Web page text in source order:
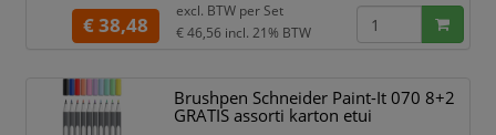
dikkere punten gebruikt kunnen
worden om grotere schrijf- en
egaal in te kleuren. Zo haal je met de
twinmarkers verschillende functies in
€ 38,48
excl. BTW per Set
€ 46,56 incl. 21% BTW
Brushpen Schneider Paint-It 070 8+2
GRATIS assorti karton etui